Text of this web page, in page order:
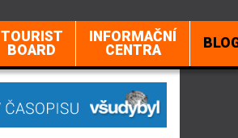
TOURIST
BOARD
INFORMAČNÍ
CENTRA